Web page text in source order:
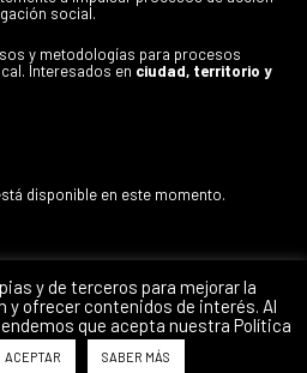
social.
y metodologías para procesos
Interesados en ciudad, territorio y
disponible en este momento.
y de terceros para mejorar la
y ofrecer contenidos de interés. Al
que acepta nuestra Política
ACEPTAR SABER MÁS